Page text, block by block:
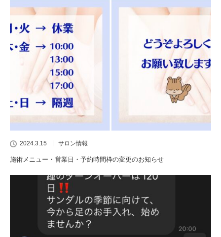
2024.3.15 サロン情報
施術メニュー・営業日・予約時間枠の変更のお知らせ